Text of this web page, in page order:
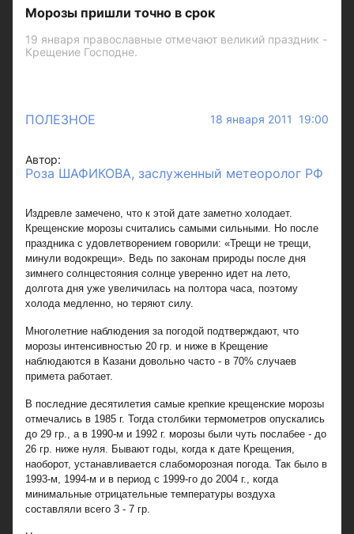
Морозы пришли точно в срок
19 января православные отмечают великий праздник -
Крещение Господне.
ПОЛЕЗНОЕ 18 января 2011 19:00
Автор:
Роза ШАФИКОВА, заслуженный метеоролог РФ
Издревле замечено, что к этой дате заметно холодает.
Крещенские морозы считались самыми сильными. Но после
праздника с удовлетворением говорили: «Трещи не трещи,
минули водокрещи». Ведь по законам природы после дня
зимнего солнцестояния солнце уверенно идет на лето,
долгота дня уже увеличилась на полтора часа, поэтому
холода медленно, но теряют силу.
Многолетние наблюдения за погодой подтверждают, что
морозы интенсивностью 20 гр. и ниже в Крещение
наблюдаются в Казани довольно часто - в 70% случаев
примета работает.
В последние десятилетия самые крепкие крещенские морозы
отмечались в 1985 г. Тогда столбики термометров опускались
до 29 гр., а в 1990-м и 1992 г. морозы были чуть послабее - до
26 гр. ниже нуля. Бывают годы, когда к дате Крещения,
наоборот, устанавливается слабоморозная погода. Так было в
1993-м, 1994-м и в период с 1999-го до 2004 г., когда
минимальные отрицательные температуры воздуха
составляли всего 3 - 7 гр.